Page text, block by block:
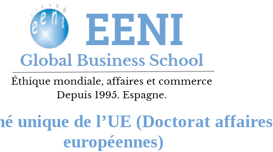
unique de l’UE (Doctorat affaires
européennes)